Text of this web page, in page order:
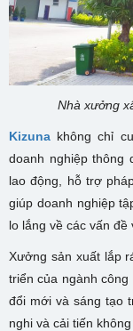
Nhà xưởng
Kizuna không chỉ
doanh nghiệp thông
lao động, hỗ trợ
giúp doanh nghiệp
lo lắng về các vấn đề
Xưởng sản xuất lắp
triển của ngành
đổi mới và sáng tạo
nghi và cải tiến